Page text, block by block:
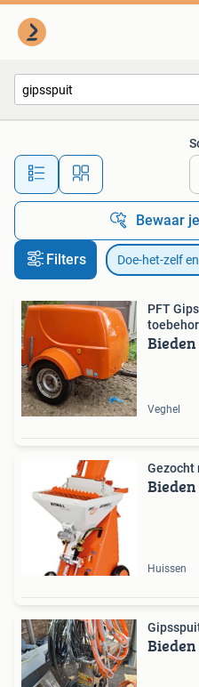
Alle
Bewaar
Filters Doe-het-zelf
PFT
Bieden
Veghel
Gezocht
Bieden
Huissen
Bieden